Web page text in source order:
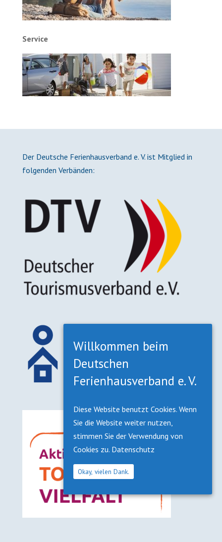
Service
Der Deutsche Ferienhausverband e. V. ist Mitglied in
folgenden Verbänden:
Willkommen beim
Deutschen
Ferienhausverband e. V.
Diese Website benutzt Cookies. Wenn
Sie die Website weiter nutzen,
stimmen Sie der Verwendung von
Cookies zu. Datenschutz
Okay, vielen Dank.